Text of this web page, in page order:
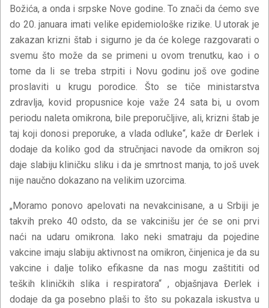
Božića, a onda i srpske Nove godine. To znači da ćemo sve
do 20. januara imati velike epidemiološke rizike. U utorak je
zakazan krizni štab i sigurno je da će kolege razgovarati o
svemu što može da se primeni u ovom trenutku, kao i o
tome da li se treba strpiti i Novu godinu još ove godine
proslaviti u krugu porodice. Što se tiče ministarstva
zdravlja, kovid propusnice koje važe 24 sata bi, u ovom
periodu naleta omikrona, bile preporučljive, ali, krizni štab je
taj koji donosi preporuke, a vlada odluke“, kaže dr Đerlek i
dodaje da koliko god da stručnjaci navode da omikron soj
daje slabiju kliničku sliku i da je smrtnost manja, to još uvek
nije naučno dokazano na velikim uzorcima.
„Moramo ponovo apelovati na nevakcinisane, a u Srbiji je
takvih preko 40 odsto, da se vakcinišu jer će se oni prvi
naći na udaru omikrona. Iako neki smatraju da pojedine
vakcine imaju slabiju aktivnost na omikron, činjenica je da su
vakcine i dalje toliko efikasne da nas mogu zaštititi od
teških kliničkih slika i respiratora“ , objašnjava Đerlek i
dodaje da ga posebno plaši to što su pokazala iskustva u